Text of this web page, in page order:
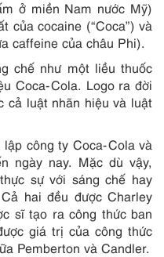
ở miền Nam nước Mỹ)
của cocaine (“Coca”) và
caffeine của châu Phi).
chế như một liều thuốc
Coca-Cola. Logo ra đời
cả luật nhãn hiệu và luật
công ty Coca-Cola và
ngày nay. Mặc dù vậy,
sự với sáng chế hay
hai đều được Charley
sĩ tạo ra công thức ban
giá trị của công thức
Pemberton và Candler.